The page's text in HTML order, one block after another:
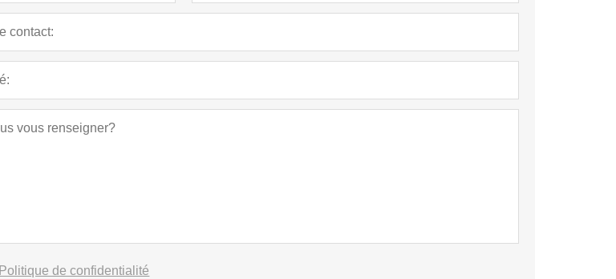
Politique de confidentialité